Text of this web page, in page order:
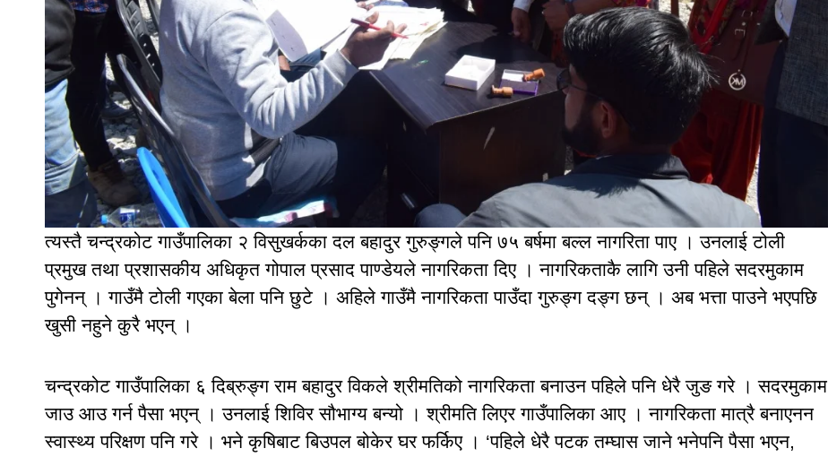
त्यस्तै चन्द्रकोट गाउँपालिका २ विसुखर्कका दल बहादुर गुरुङ्गले पनि ७५ बर्षमा बल्ल नागरिता पाए । उनलाई टोली
प्रमुख तथा प्रशासकीय अधिकृत गोपाल प्रसाद पाण्डेयले नागरिकता दिए । नागरिकताकै लागि उनी पहिले सदरमुकाम
पुगेनन् । गाउँमै टोली गएका बेला पनि छुटे । अहिले गाउँमै नागरिकता पाउँदा गुरुङ्ग दङ्ग छन् । अब भत्ता पाउने भएपछि
खुसी नहुने कुरै भएन् ।
चन्द्रकोट गाउँपालिका ६ दिब्रुङ्ग राम बहादुर विकले श्रीमतिको नागरिकता बनाउन पहिले पनि धेरै जुङ गरे । सदरमुकाम
जाउ आउ गर्न पैसा भएन् । उनलाई शिविर सौभाग्य बन्यो । श्रीमति लिएर गाउँपालिका आए । नागरिकता मात्रै बनाएनन
स्वास्थ्य परिक्षण पनि गरे । भने कृषिबाट बिउपल बोकेर घर फर्किए । ‘पहिले धेरै पटक तम्घास जाने भनेपनि पैसा भएन,